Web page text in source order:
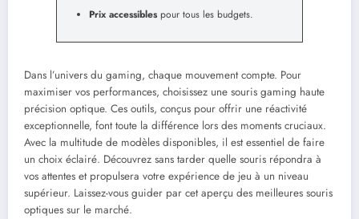
Prix accessiblespour tous les budgets.
Dans l’univers du gaming, chaque mouvement compte. Pour
maximiser vos performances, choisissez une souris gaming haute
précision optique. Ces outils, conçus pour offrir une réactivité
exceptionnelle, font toute la différence lors des moments cruciaux.
Avec la multitude de modèles disponibles, il est essentiel de faire
un choix éclairé. Découvrez sans tarder quelle souris répondra à
vos attentes et propulsera votre expérience de jeu à un niveau
supérieur. Laissez-vous guider par cet aperçu des meilleures souris
optiques sur le marché.